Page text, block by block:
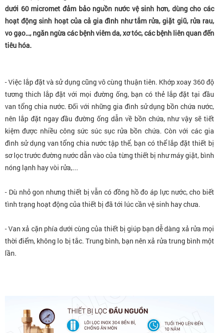
dưới 60 micromet đảm bảo nguồn nước vệ sinh hơn, dùng cho các
hoạt động sinh hoạt của cả gia đình như tắm rửa, giặt giũ, rửa rau,
vo gạo…, ngăn ngừa các bệnh viêm da, xơ tóc, các bệnh liên quan đến
tiêu hóa.
- Việc lắp đặt và sử dụng cũng vô cùng thuận tiên. Khớp xoay 360 độ
tương thich lắp đặt với mọi đường ống, bạn có thẻ lắp đặt tại đầu
van tổng chia nước. Đối với những gia đình sử dụng bồn chứa nước,
nên lắp đặt ngay đầu đường ống dẫn về bồn chứa, như vậy sẽ tiết
kiệm được nhiều công sức súc sục rửa bồn chứa. Còn với các gia
đình sử dụng van tổng chia nước tập thể, bạn có thể lắp đặt thiết bị
sơ lọc trước đường nước dẫn vào của từng thiết bị như máy giặt, bình
nóng lạnh hay vòi rửa,...
- Dù nhỏ gon nhưng thiết bị vẫn có đồng hồ đo áp lực nước, cho biết
tình trạng hoạt động của thiết bị đã tới lúc cần vệ sinh hay chưa.
- Van xả cặn phía dưới cùng của thiết bị giúp bạn dễ dàng xả rửa mọi
thời điểm, không lo bị tắc. Trung bình, bạn nên xả rửa trung bình một
lần.